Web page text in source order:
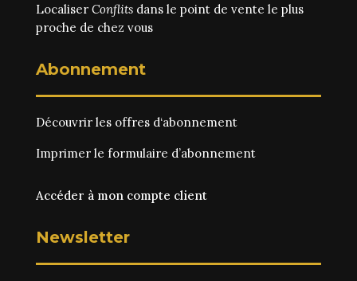
Localiser Conflitsdans le point de vente le plus
proche de chez vous
Abonnement
Découvrir les offres d‘abonnement
Imprimer le formulaire d’abonnement
Accéder à mon compte client
Newsletter